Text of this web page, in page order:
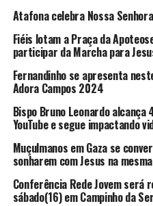
encontro entre gerações,
raízes religiosas profundas
PROGRAMAÇÃO
Atafona celebra Nossa
Fiéis lotam a Praça da
participar da Marcha para
Fernandinho se apresenta
Adora Campos 2024
Bispo Bruno Leonardo alcança
YouTube e segue impactando
Muçulmanos em Gaza se
sonharem com Jesus na
Conferência Rede Jovem será
sábado(16) em Campinho da